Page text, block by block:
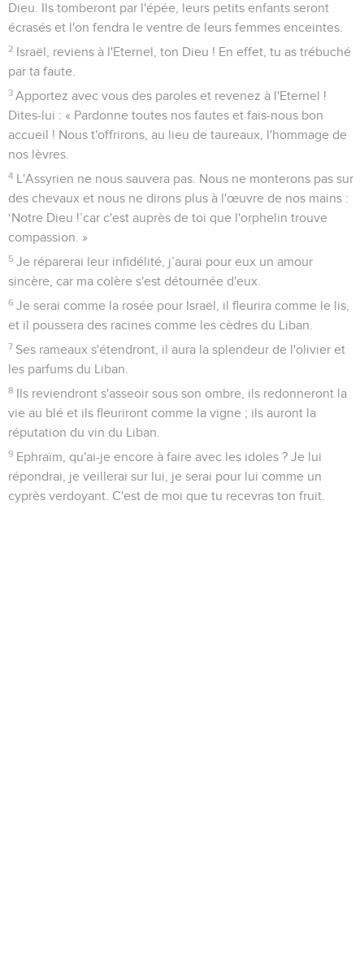
Dieu. Ils tomberont par l'épée, leurs petits enfants seront
écrasés et l'on fendra le ventre de leurs femmes enceintes.
2 Israël, reviens à l'Eternel, ton Dieu ! En effet, tu as trébuché
par ta faute.
3 Apportez avec vous des paroles et revenez à l'Eternel !
Dites-lui : « Pardonne toutes nos fautes et fais-nous bon
accueil ! Nous t'offrirons, au lieu de taureaux, l'hommage de
nos lèvres.
4 L'Assyrien ne nous sauvera pas. Nous ne monterons pas sur
des chevaux et nous ne dirons plus à l'œuvre de nos mains :
‘Notre Dieu !’car c'est auprès de toi que l'orphelin trouve
compassion. »
5 Je réparerai leur infidélité, j’aurai pour eux un amour
sincère, car ma colère s'est détournée d'eux.
6 Je serai comme la rosée pour Israël, il fleurira comme le lis,
et il poussera des racines comme les cèdres du Liban.
7 Ses rameaux s'étendront, il aura la splendeur de l'olivier et
les parfums du Liban.
8 Ils reviendront s'asseoir sous son ombre, ils redonneront la
vie au blé et ils fleuriront comme la vigne ; ils auront la
réputation du vin du Liban.
9 Ephraïm, qu'ai-je encore à faire avec les idoles ? Je lui
répondrai, je veillerai sur lui, je serai pour lui comme un
cyprès verdoyant. C'est de moi que tu recevras ton fruit.